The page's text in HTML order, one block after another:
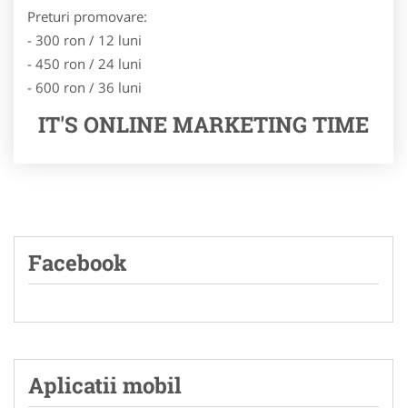
Preturi promovare:
- 300 ron / 12 luni
- 450 ron / 24 luni
- 600 ron / 36 luni
IT'S ONLINE MARKETING TIME
Facebook
Aplicatii mobil